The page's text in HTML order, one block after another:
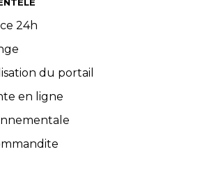
24h
du portail
en ligne